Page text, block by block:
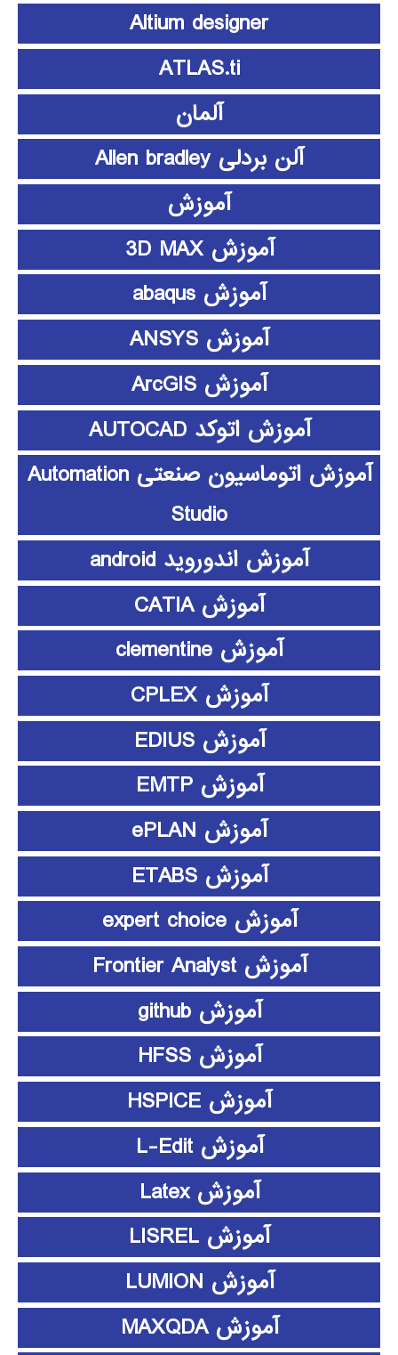
Altium designer
ATLAS.ti
آلمان
آلن بردلی Allen bradley
آموزش
آموزش 3D MAX
آموزش abaqus
آموزش ANSYS
آموزش ArcGIS
آموزش اتوکد AUTOCAD
آموزش اتوماسیون صنعتی Automation
Studio
آموزش اندوروید android
آموزش CATIA
آموزش clementine
آموزش CPLEX
آموزش EDIUS
آموزش EMTP
آموزش ePLAN
آموزش ETABS
آموزش expert choice
آموزش Frontier Analyst
آموزش github
آموزش HFSS
آموزش HSPICE
آموزش L-Edit
آموزش Latex
آموزش LISREL
آموزش LUMION
آموزش MAXQDA